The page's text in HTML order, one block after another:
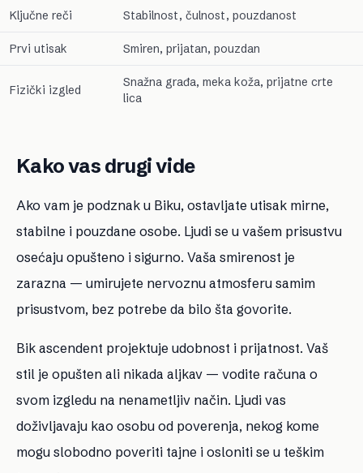
Ključne reči Stabilnost, čulnost, pouzdanost
Prvi utisak Smiren, prijatan, pouzdan
Fizički izgled
Snažna građa, meka koža, prijatne crte
lica
Kako vas drugi vide
Ako vam je podznak u Biku, ostavljate utisak mirne,
stabilne i pouzdane osobe. Ljudi se u vašem prisustvu
osećaju opušteno i sigurno. Vaša smirenost je
zarazna — umirujete nervoznu atmosferu samim
prisustvom, bez potrebe da bilo šta govorite.
Bik ascendent projektuje udobnost i prijatnost. Vaš
stil je opušten ali nikada aljkav — vodite računa o
svom izgledu na nenametljiv način. Ljudi vas
doživljavaju kao osobu od poverenja, nekog kome
mogu slobodno poveriti tajne i osloniti se u teškim